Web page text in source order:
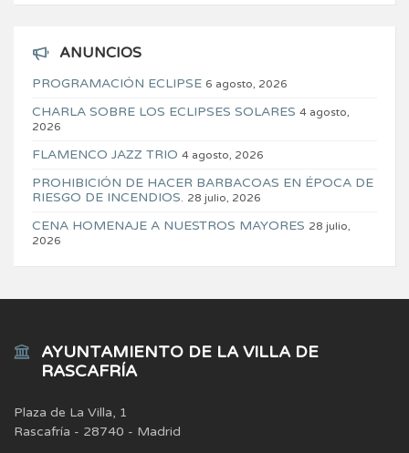
ANUNCIOS
PROGRAMACIÓN ECLIPSE 6 agosto, 2026
CHARLA SOBRE LOS ECLIPSES SOLARES 4 agosto,
2026
FLAMENCO JAZZ TRIO 4 agosto, 2026
PROHIBICIÓN DE HACER BARBACOAS EN ÉPOCA DE
RIESGO DE INCENDIOS. 28 julio, 2026
CENA HOMENAJE A NUESTROS MAYORES 28 julio,
2026
AYUNTAMIENTO DE LA VILLA DE
RASCAFRÍA
Plaza de La Villa, 1
Rascafría - 28740 - Madrid